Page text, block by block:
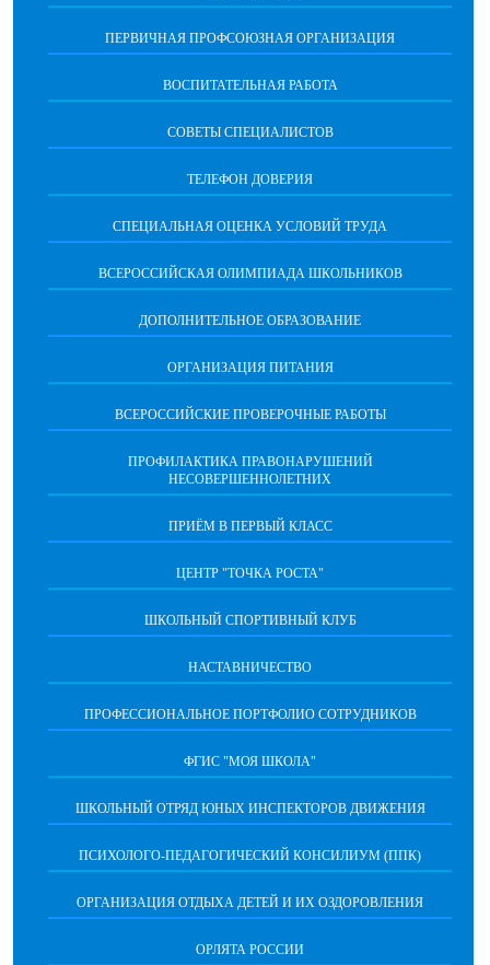
ПЕРВИЧНАЯ ПРОФСОЮЗНАЯ ОРГАНИЗАЦИЯ
ВОСПИТАТЕЛЬНАЯ РАБОТА
СОВЕТЫ СПЕЦИАЛИСТОВ
ТЕЛЕФОН ДОВЕРИЯ
СПЕЦИАЛЬНАЯ ОЦЕНКА УСЛОВИЙ ТРУДА
ВСЕРОССИЙСКАЯ ОЛИМПИАДА ШКОЛЬНИКОВ
ДОПОЛНИТЕЛЬНОЕ ОБРАЗОВАНИЕ
ОРГАНИЗАЦИЯ ПИТАНИЯ
ВСЕРОССИЙСКИЕ ПРОВЕРОЧНЫЕ РАБОТЫ
ПРОФИЛАКТИКА ПРАВОНАРУШЕНИЙ
НЕСОВЕРШЕННОЛЕТНИХ
ПРИЁМ В ПЕРВЫЙ КЛАСС
ЦЕНТР "ТОЧКА РОСТА"
ШКОЛЬНЫЙ СПОРТИВНЫЙ КЛУБ
НАСТАВНИЧЕСТВО
ПРОФЕССИОНАЛЬНОЕ ПОРТФОЛИО СОТРУДНИКОВ
ФГИС "МОЯ ШКОЛА"
ШКОЛЬНЫЙ ОТРЯД ЮНЫХ ИНСПЕКТОРОВ ДВИЖЕНИЯ
ПСИХОЛОГО-ПЕДАГОГИЧЕСКИЙ КОНСИЛИУМ (ППК)
ОРГАНИЗАЦИЯ ОТДЫХА ДЕТЕЙ И ИХ ОЗДОРОВЛЕНИЯ
ОРЛЯТА РОССИИ